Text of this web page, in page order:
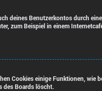
deines Benutzerkontos durch
zum Beispiel in einem
Cookies einige Funktionen, wie
des Boards löscht.